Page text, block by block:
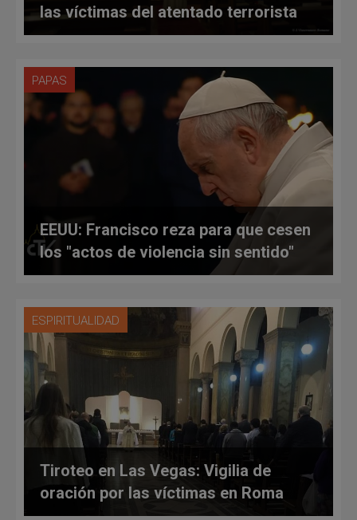
las víctimas del atentado terrorista
PAPAS
EEUU: Francisco reza para que cesen
los "actos de violencia sin sentido"
ESPIRITUALIDAD
Tiroteo en Las Vegas: Vigilia de
oración por las víctimas en Roma